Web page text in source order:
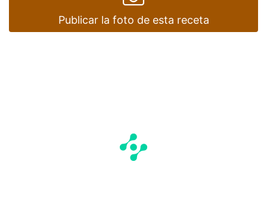
Publicar la foto de esta receta